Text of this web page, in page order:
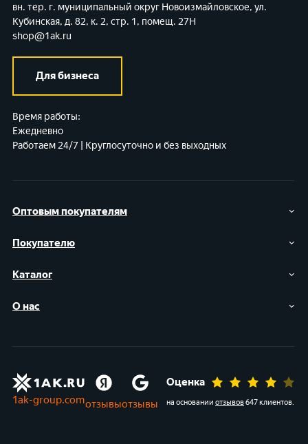
Оптовым покупателям
Покупателю
Каталог
О нас
вн. тер. г. муниципальный округ Новоизмайловское, ул.
Кубинская, д. 82, к. 2, стр. 1, помещ. 27Н
shop@1ak.ru
Для бизнеса
Время работы:
Ежедневно
Работаем 24/7 | Круглосуточно и без выходных
1ak-group.comотзывыотзывы
Оценка
на основании отзывов647 клиентов.